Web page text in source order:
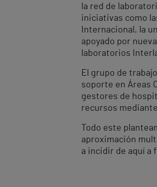
la red de
iniciativas como
Internacional, la
apoyado por
laboratorios
El grupo de
soporte en Áreas
gestores de
recursos
Todo este
aproximación
a incidir de aquí a